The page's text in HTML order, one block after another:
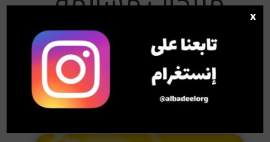
ضمن المقاطعة x